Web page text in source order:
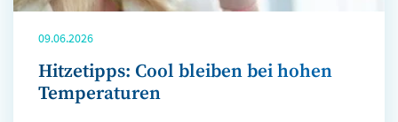
09.06.2026
Hitzetipps: Cool bleiben bei hohen
Temperaturen